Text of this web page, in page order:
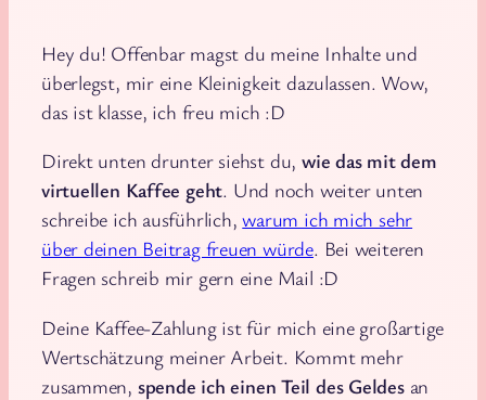
Hey du! Offenbar magst du meine Inhalte und
überlegst, mir eine Kleinigkeit dazulassen. Wow,
das ist klasse, ich freu mich :D
Direkt unten drunter siehst du, wie das mit dem
virtuellen Kaffee geht. Und noch weiter unten
schreibe ich ausführlich,warum ich mich sehr
über deinen Beitrag freuen würde. Bei weiteren
Fragen schreib mir gern eine Mail :D
Deine Kaffee-Zahlung ist für mich eine großartige
Wertschätzung meiner Arbeit. Kommt mehr
zusammen, spende ich einen Teil des Geldesan